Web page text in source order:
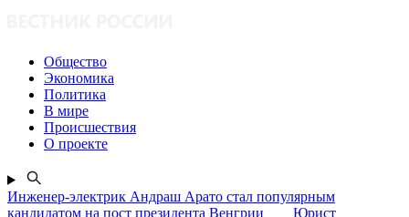
Общество
Экономика
Политика
В мире
Происшествия
О проекте
Инженер-электрик Андраш Арато стал популярным
кандидатом на пост президента Венгрии
Юрист